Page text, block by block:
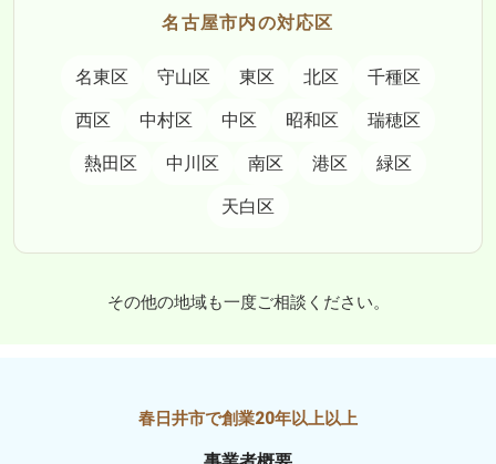
名古屋市内の対応区
名東区 守山区 東区 北区 千種区
西区 中村区 中区 昭和区 瑞穂区
熱田区 中川区 南区 港区 緑区
天白区
その他の地域も一度ご相談ください。